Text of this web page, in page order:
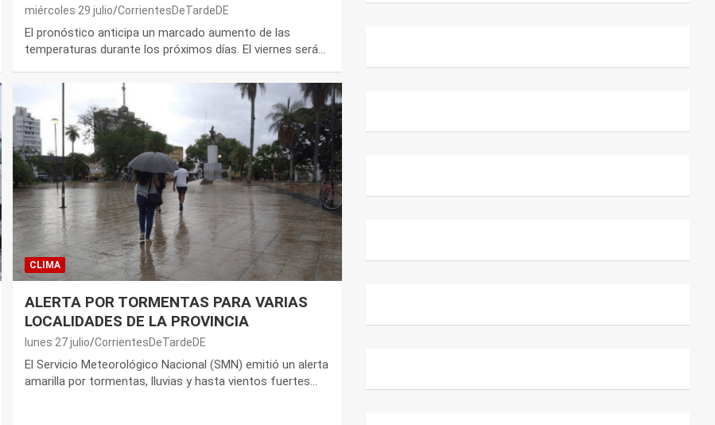
miércoles 29 julio CorrientesDeTardeDE
El pronóstico anticipa un marcado aumento de las
temperaturas durante los próximos días. El viernes será…
CLIMA
ALERTA POR TORMENTAS PARA VARIAS
LOCALIDADES DE LA PROVINCIA
lunes 27 julio CorrientesDeTardeDE
El Servicio Meteorológico Nacional (SMN) emitió un alerta
amarilla por tormentas, lluvias y hasta vientos fuertes…